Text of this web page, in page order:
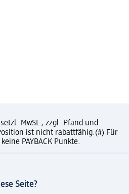
MwSt., zzgl. Pfand und
ist nicht rabattfähig.(#) Für
PAYBACK Punkte.
Seite?